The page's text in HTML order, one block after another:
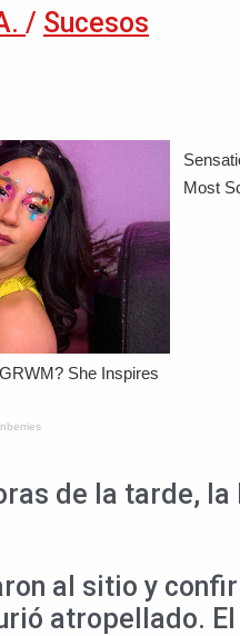
/ Sucesos
de la tarde,
al sitio y
atropellado.